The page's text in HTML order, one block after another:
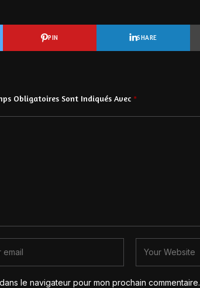
PIN SHARE
Obligatoires Sont Indiqués Avec *
le navigateur pour mon prochain commentaire.